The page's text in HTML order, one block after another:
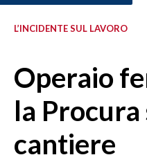
PROVINCIA DI CAGLIARI
MEDIO CAMPIDANO
ORISTANO E PROVINCIA
SASSARI E PROVINCIA
NUORO E PROVINCIA
L’INCIDENTE SUL LAVORO
Operaio
la
cantiere